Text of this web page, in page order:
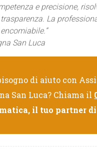
e precisione,
La
San Luca
di aiuto con
San Luca? Chiama il
il tuo partner